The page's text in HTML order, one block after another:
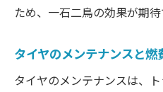
ため、一石二鳥の効果が期待
タイヤのメンテナンスと燃
タイヤのメンテナンスは、